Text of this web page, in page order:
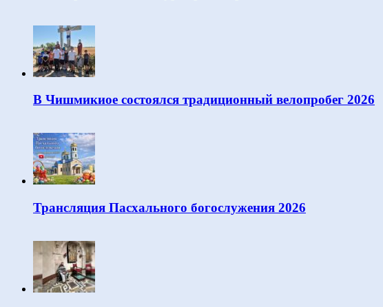
В Чишмикиое состоялся традиционный велопробег 2026
Трансляция Пасхального богослужения 2026